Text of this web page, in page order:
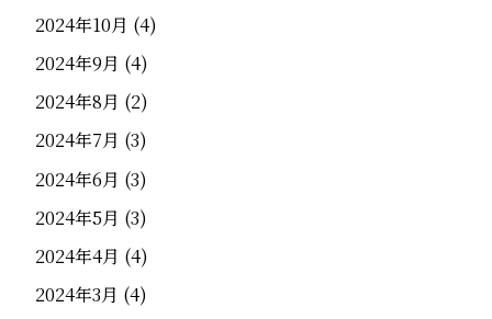
2024年10月 (4)
2024年9月 (4)
2024年8月 (2)
2024年7月 (3)
2024年6月 (3)
2024年5月 (3)
2024年4月 (4)
2024年3月 (4)